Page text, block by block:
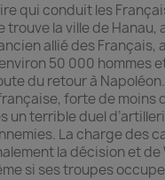
qui conduit les
trouve la ville de Hanau,
allié des
50 000 hommes
du retour à
forte de moins
un terrible duel
La charge des
la décision et
si ses troupes